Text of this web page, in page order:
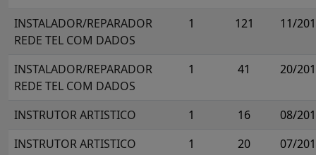
INSTALADOR/REPARADOR
REDE TEL COM DADOS
1 121 11/
INSTALADOR/REPARADOR
REDE TEL COM DADOS
1 41 20/
INSTRUTOR ARTISTICO 1 16
08/
INSTRUTOR ARTISTICO
1 20
07/